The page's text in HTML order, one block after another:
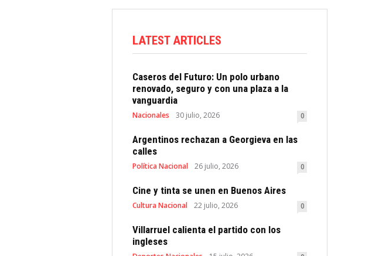
LATEST ARTICLES
Caseros del Futuro: Un polo urbano
renovado, seguro y con una plaza a la
vanguardia
Nacionales 30 julio, 2026 0
Argentinos rechazan a Georgieva en las
calles
Política Nacional 26 julio, 2026 0
Cine y tinta se unen en Buenos Aires
Cultura Nacional 22 julio, 2026 0
Villarruel calienta el partido con los
ingleses